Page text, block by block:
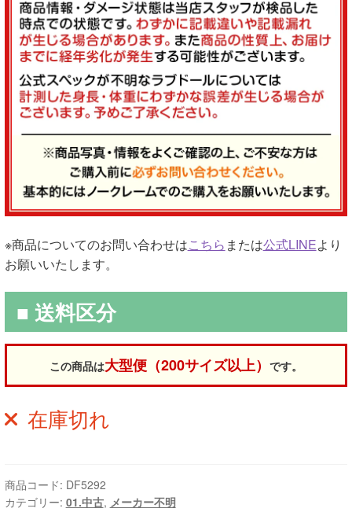
※商品についてのお問い合わせはこちら または公式LINEより
お願いいたします。
■ 送料区分
この商品は大型便（200サイズ以上） です。
在庫切れ
商品コード: DF5292
カテゴリー: 01.中古, メーカー不明